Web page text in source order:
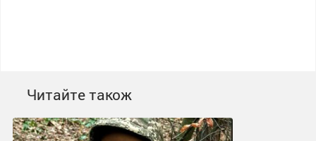
Читайте також